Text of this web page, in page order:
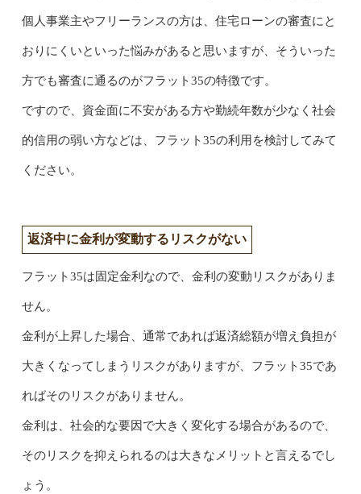
個人事業主やフリーランスの方は、住宅ローンの審査にと
おりにくいといった悩みがあると思いますが、そういった
方でも審査に通るのがフラット35の特徴です。
ですので、資金面に不安がある方や勤続年数が少なく社会
的信用の弱い方などは、フラット35の利用を検討してみて
ください。
返済中に金利が変動するリスクがない
フラット35は固定金利なので、金利の変動リスクがありま
せん。
金利が上昇した場合、通常であれば返済総額が増え負担が
大きくなってしまうリスクがありますが、フラット35であ
ればそのリスクがありません。
金利は、社会的な要因で大きく変化する場合があるので、
そのリスクを抑えられるのは大きなメリットと言えるでし
ょう。